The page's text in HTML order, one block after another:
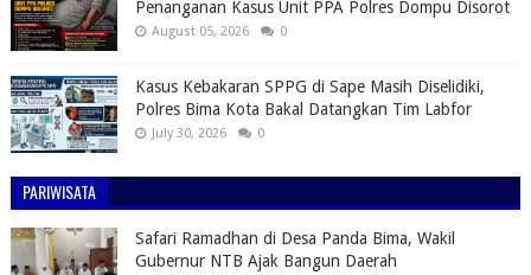
Penanganan Kasus Unit PPA Polres Dompu Disorot
August 05, 2026 0
Kasus Kebakaran SPPG di Sape Masih Diselidiki,
Polres Bima Kota Bakal Datangkan Tim Labfor
July 30, 2026 0
PARIWISATA
Safari Ramadhan di Desa Panda Bima, Wakil
Gubernur NTB Ajak Bangun Daerah